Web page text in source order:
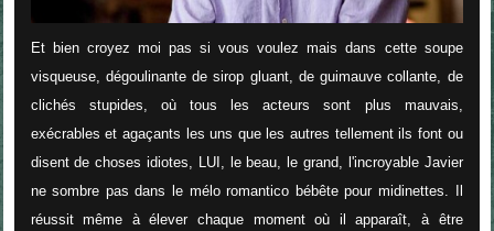
Et bien croyez moi pas si vous voulez mais dans cette soupe
visqueuse, dégoulinante de sirop gluant, de guimauve collante, de
clichés stupides, où tous les acteurs sont plus mauvais,
exécrables et agaçants les uns que les autres tellement ils font ou
disent de choses idiotes, LUI, le beau, le grand, l'incroyable Javier
ne sombre pas dans le mélo romantico bébête pour midinettes. Il
réussit même à élever chaque moment où il apparaît, à être